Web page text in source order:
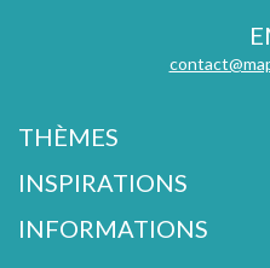
THÈMES
INSPIRATIONS
INFORMATIONS